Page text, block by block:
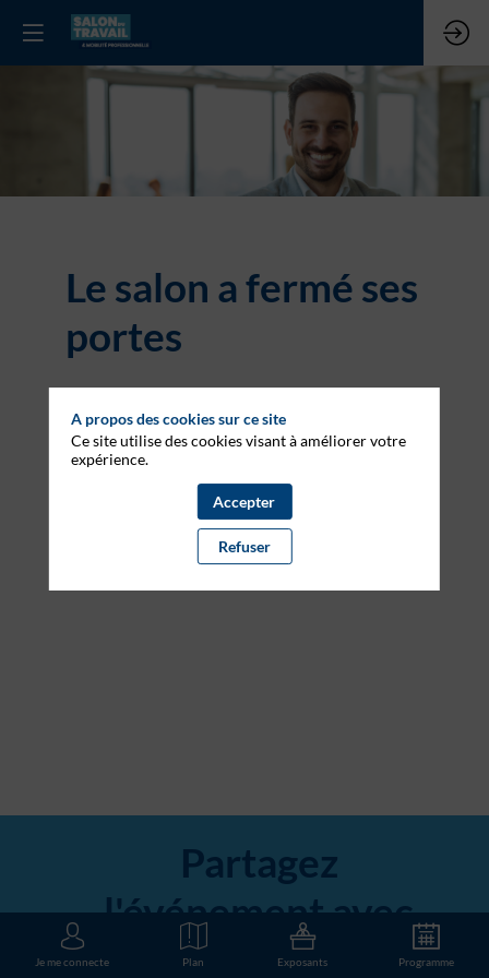
Le salon a fermé ses
portes
Partagez
l'événement avec
votre réseau
Je me connecte Plan Exposants Programme
A propos des cookies sur ce site
Ce site utilise des cookies visant à améliorer votre
expérience.
Accepter
Refuser